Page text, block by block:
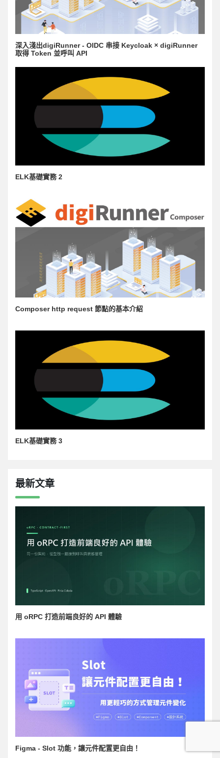
深入淺出digiRunner - OIDC 串接 Keycloak × digiRunner
取得 Token 並呼叫 API
ELK基礎實務 2
Composer http request 節點的基本介紹
ELK基礎實務 3
最新文章
用 oRPC 打造前端良好的 API 體驗
Figma - Slot 功能，讓元件配置更自由！